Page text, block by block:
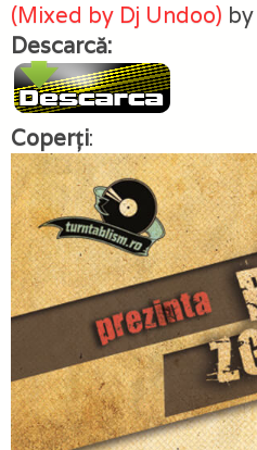
(Mixed by Dj Undoo) by
Descarcă:
Coperţi: